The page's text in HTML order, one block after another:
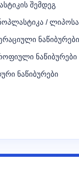
შემდეგ
/
ნაწიბურები
ნაწიბურები
ნაწიბურები